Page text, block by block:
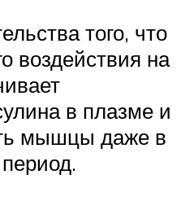
того, что
воздействия на
в плазме и
мышцы даже в